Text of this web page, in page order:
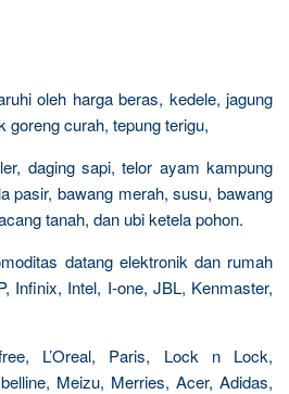
oleh harga beras, kedele, jagung
curah, tepung terigu,
daging sapi, telor ayam kampung
pasir, bawang merah, susu, bawang
tanah, dan ubi ketela pohon.
datang elektronik dan rumah
Infinix, Intel, I-one, JBL, Kenmaster,
L’Oreal, Paris, Lock n Lock,
Meizu, Merries, Acer, Adidas,